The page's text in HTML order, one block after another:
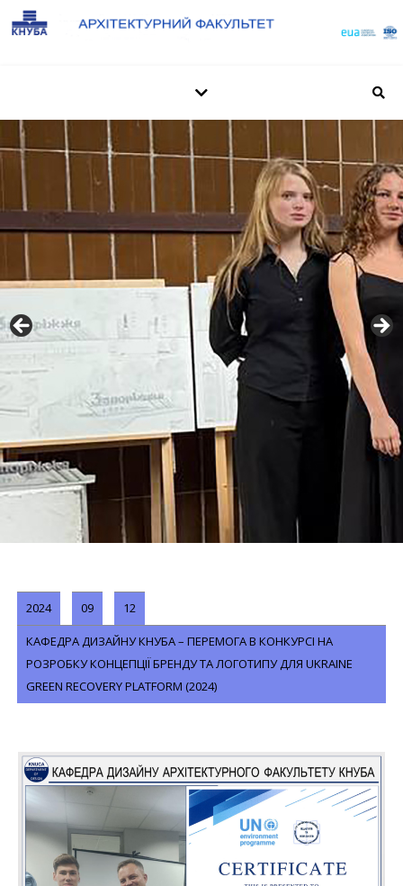
2024 09 12
КАФЕДРА ДИЗАЙНУ КНУБА – ПЕРЕМОГА В КОНКУРСІ НА
РОЗРОБКУ КОНЦЕПЦІЇ БРЕНДУ ТА ЛОГОТИПУ ДЛЯ UKRAINE
GREEN RECOVERY PLATFORM (2024)